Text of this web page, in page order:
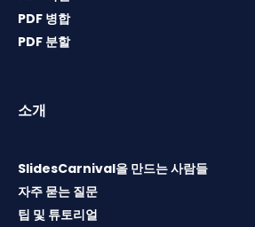
PDF 병합
PDF 분할
소개
SlidesCarnival을 만드는 사람들
자주 묻는 질문
팁 및 튜토리얼